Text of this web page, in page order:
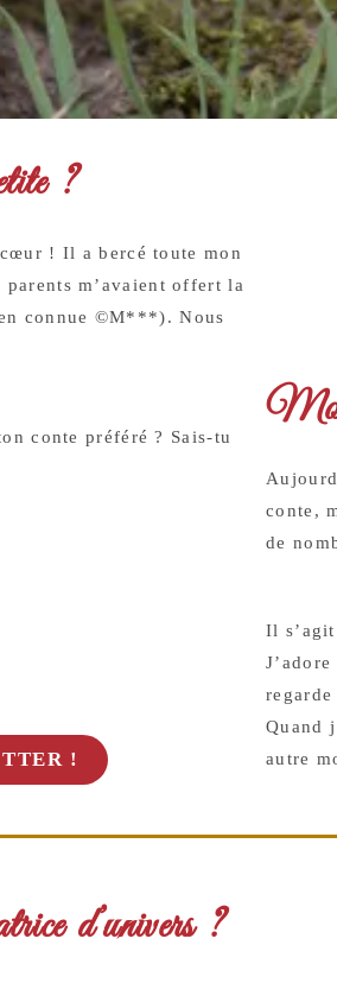
?
! Il a bercé toute mon
m’avaient offert la
connue ©M***). Nous
conte préféré ? Sais-tu
!
conte,
de
Il s’agit
Quand
autre
d’univers ?